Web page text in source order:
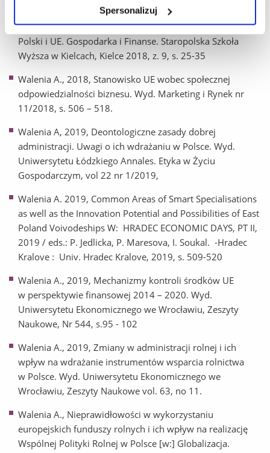
Spersonalizuj
Walenia A., System podatkowy a szara strefa w gospodarce
Polski i UE. Gospodarka i Finanse. Staropolska Szkoła
Wyższa w Kielcach, Kielce 2018, z. 9, s. 25-35
Walenia A., 2018, Stanowisko UE wobec społecznej
odpowiedzialności biznesu. Wyd. Marketing i Rynek nr
11/2018, s. 506 – 518.
Walenia A, 2019, Deontologiczne zasady dobrej
administracji. Uwagi o ich wdrażaniu w Polsce. Wyd.
Uniwersytetu Łódzkiego Annales. Etyka w Życiu
Gospodarczym, vol 22 nr 1/2019,
Walenia A. 2019, Common Areas of Smart Specialisations
as well as the Innovation Potential and Possibilities of East
Poland Voivodeships W: HRADEC ECONOMIC DAYS, PT II,
2019 / eds.: P. Jedlicka, P. Maresova, I. Soukal. -Hradec
Kralove : Univ. Hradec Kralove, 2019, s. 509-520
Walenia A., 2019, Mechanizmy kontroli środków UE
w perspektywie finansowej 2014 – 2020. Wyd.
Uniwersytetu Ekonomicznego we Wrocławiu, Zeszyty
Naukowe, Nr 544, s.95 - 102
Walenia A., 2019, Zmiany w administracji rolnej i ich
wpływ na wdrażanie instrumentów wsparcia rolnictwa
w Polsce. Wyd. Uniwersytetu Ekonomicznego we
Wrocławiu, Zeszyty Naukowe vol. 63, no 11.
Walenia A., Nieprawidłowości w wykorzystaniu
europejskich funduszy rolnych i ich wpływ na realizację
Wspólnej Polityki Rolnej w Polsce [w:] Globalizacja.